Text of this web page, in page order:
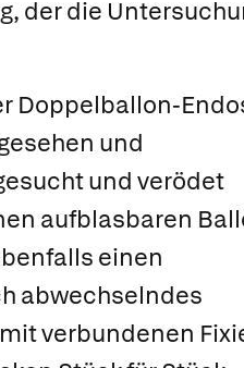
der die
Doppelballon-
und
und verödet
aufblasbaren
einen
abwechselndes
verbundenen